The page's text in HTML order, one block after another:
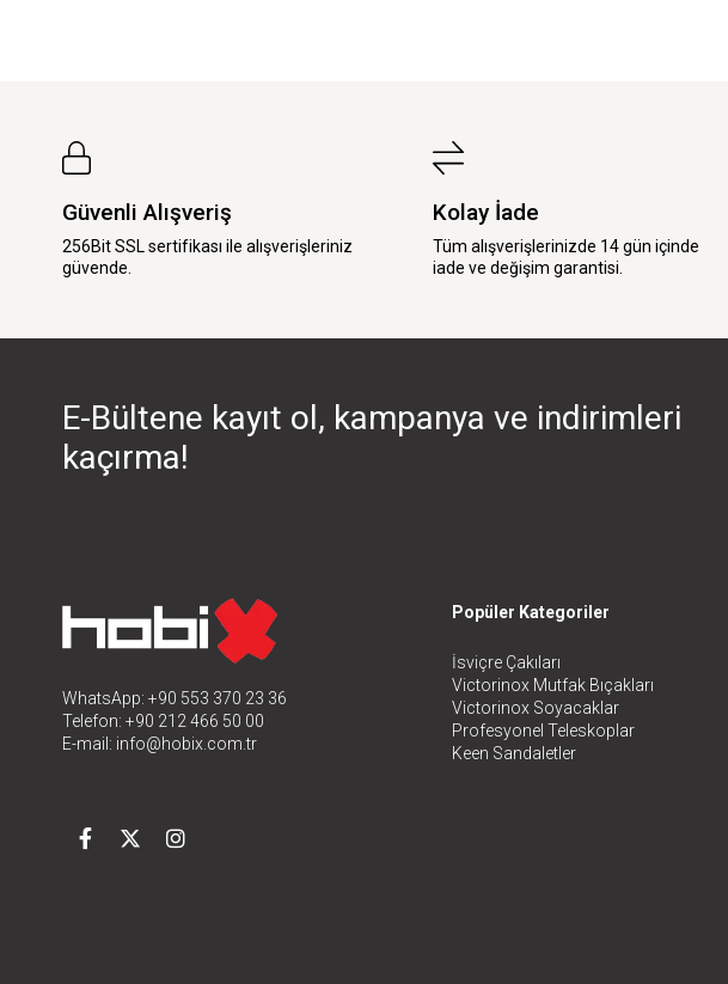
Güvenli Alışveriş
256Bit SSL sertifikası ile alışverişleriniz
güvende.
Kolay İade
Tüm alışverişlerinizde 14 gün içinde
iade ve değişim garantisi.
E-Bültene kayıt ol, kampanya ve indirimleri
kaçırma!
WhatsApp: +90 553 370 23 36
Telefon: +90 212 466 50 00
E-mail: info@hobix.com.tr
Popüler Kategoriler
İsviçre Çakıları
Victorinox Mutfak Bıçakları
Victorinox Soyacaklar
Profesyonel Teleskoplar
Keen Sandaletler